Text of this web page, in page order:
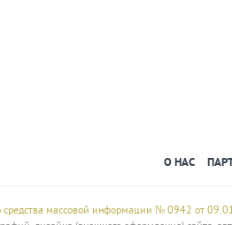
О НАС
средства массовой информации № 0942 от